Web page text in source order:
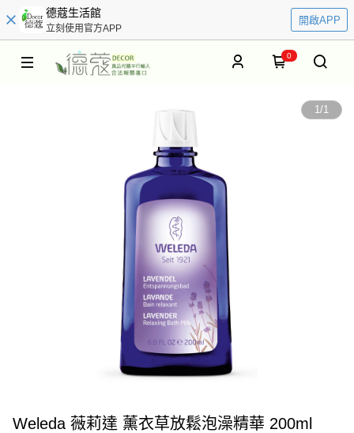
德蔻生活館
立刻使用官方APP
開啟APP
0
1/1
Weleda 薇莉達 薰衣草放鬆泡澡精華 200ml